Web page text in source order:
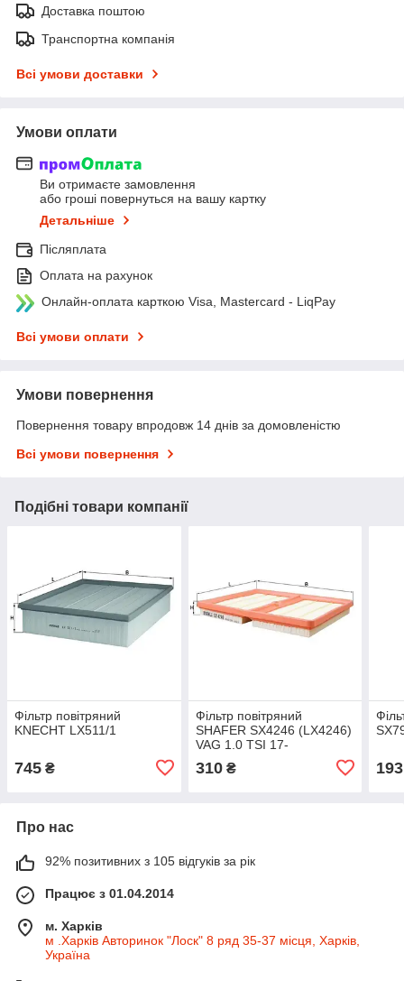
Доставка поштою
Транспортна компанія
Всі умови доставки
Умови оплати
Ви отримаєте замовлення
або гроші повернуться на вашу картку
Детальніше
Післяплата
Оплата на рахунок
Онлайн-оплата карткою Visa, Mastercard - LiqPay
Всі умови оплати
Умови повернення
Повернення товару впродовж 14 днів за домовленістю
Всі умови повернення
Подібні товари компанії
Фільтр повітряний
KNECHT LX511/1
745 ₴
Фільтр повітряний
SHAFER SX4246 (LX4246)
VAG 1.0 TSI 17-
310₴ 193
Про нас
92% позитивних з 105 відгуків за рік
Працює з 01.04.2014
м. Харків
м .Харків Авторинок "Лоск" 8 ряд 35-37 місця, Харків,
Україна